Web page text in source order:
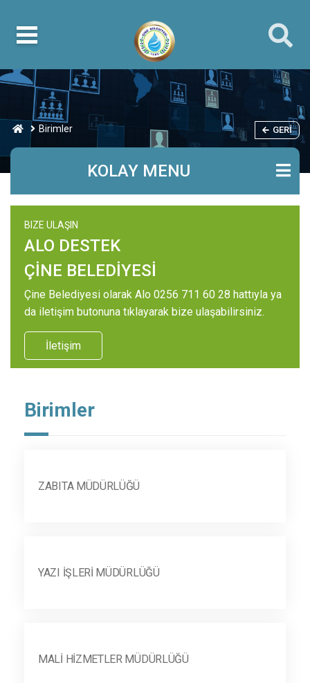
Birimler GERI
KOLAY MENU
BIZE ULAŞIN
ALO DESTEK
ÇİNE BELEDİYESİ
Çine Belediyesi olarak Alo 0256 711 60 28 hattıyla ya
da iletişim butonuna tıklayarak bize ulaşabilirsiniz.
İletişim
Birimler
ZABITA MÜDÜRLÜĞÜ
YAZI İŞLERI MÜDÜRLÜĞÜ
MALI HIZMETLER MÜDÜRLÜĞÜ